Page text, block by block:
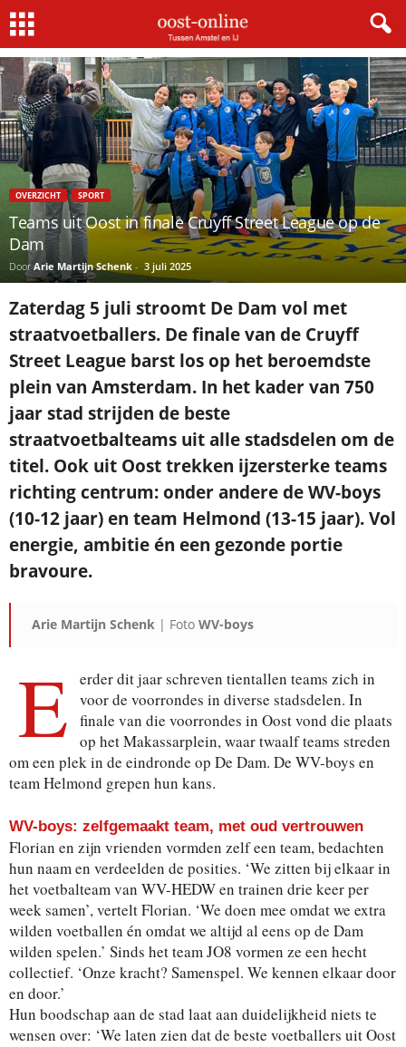
Home Teams uit Oost in finale Cruyff Street League op de Dam
OVERZICHT SPORT
Teams uit Oost in finale Cruyff Street League op de
Dam
Door Arie Martijn Schenk - 3 juli 2025
Zaterdag 5 juli stroomt De Dam vol met
straatvoetballers. De finale van de Cruyff
Street League barst los op het beroemdste
plein van Amsterdam. In het kader van 750
jaar stad strijden de beste
straatvoetbalteams uit alle stadsdelen om de
titel. Ook uit Oost trekken ijzersterke teams
richting centrum: onder andere de WV-boys
(10-12 jaar) en team Helmond (13-15 jaar). Vol
energie, ambitie én een gezonde portie
bravoure.
Arie Martijn Schenk | Foto WV-boys
E
erder dit jaar schreven tientallen teams zich in
voor de voorrondes in diverse stadsdelen. In
finale van die voorrondes in Oost vond die plaats
op het Makassarplein, waar twaalf teams streden
om een plek in de eindronde op De Dam. De WV-boys en
team Helmond grepen hun kans.
WV-boys: zelfgemaakt team, met oud vertrouwen
Florian en zijn vrienden vormden zelf een team, bedachten
hun naam en verdeelden de posities. ‘We zitten bij elkaar in
het voetbalteam van WV-HEDW en trainen drie keer per
week samen’, vertelt Florian. ‘We doen mee omdat we extra
wilden voetballen én omdat we altijd al eens op de Dam
wilden spelen.’ Sinds het team JO8 vormen ze een hecht
collectief. ‘Onze kracht? Samenspel. We kennen elkaar door
en door.’
Hun boodschap aan de stad laat aan duidelijkheid niets te
wensen over: ‘We laten zien dat de beste voetballers uit Oost